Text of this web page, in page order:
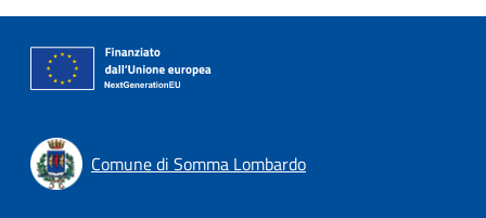
Comune di Somma Lombardo